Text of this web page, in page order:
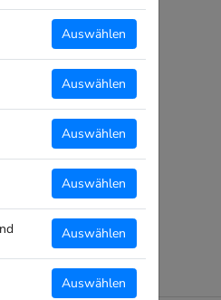
Auswählen
Auswählen
Auswählen
Auswählen
Auswählen
Auswählen